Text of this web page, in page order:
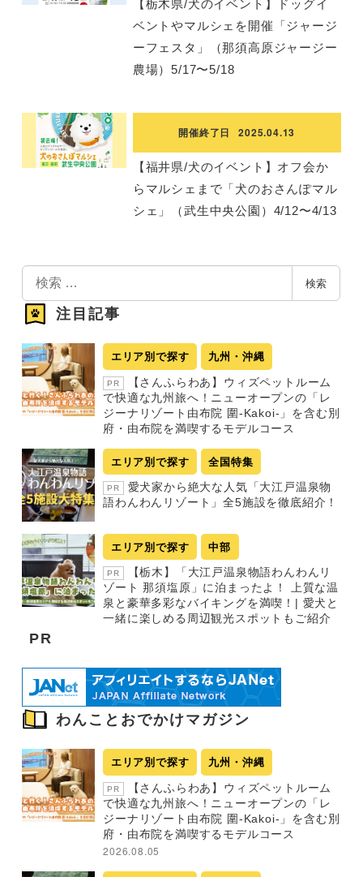
【栃木県/犬のイベント】ドッグイ
ベントやマルシェを開催「ジャージ
ーフェスタ」（那須高原ジャージー
農場）5/17〜5/18
開催終了日 2025.04.13
【福井県/犬のイベント】オフ会か
らマルシェまで「犬のおさんぽマル
シェ」（武生中央公園）4/12〜4/13
索
検索
注目記事
エリア別で探す 九州・沖縄
PR
【さんふらわあ】ウィズペットルーム
で快適な九州旅へ！ニューオープンの「レ
ジーナリゾート由布院 圍-Kakoi-」を含む別
府・由布院を満喫するモデルコース
エリア別で探す 全国特集
PR
愛犬家から絶大な人気「大江戸温泉物
語わんわんリゾート」全5施設を徹底紹介！
エリア別で探す 中部
PR
【栃木】「大江戸温泉物語わんわんリ
ゾート 那須塩原」に泊まったよ！ 上質な温
泉と豪華多彩なバイキングを満喫！| 愛犬と
一緒に楽しめる周辺観光スポットもご紹介
PR
わんことおでかけマガジン
エリア別で探す 九州・沖縄
PR
【さんふらわあ】ウィズペットルーム
で快適な九州旅へ！ニューオープンの「レ
ジーナリゾート由布院 圍-Kakoi-」を含む別
府・由布院を満喫するモデルコース
2026.08.05